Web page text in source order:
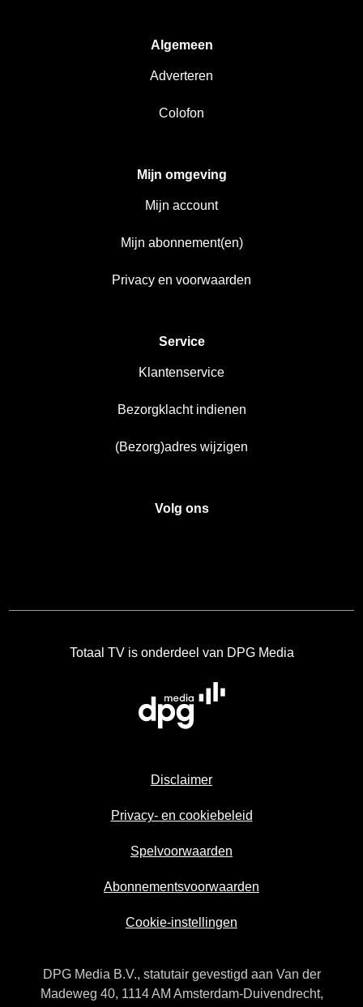
Algemeen
Adverteren
Colofon
Mijn omgeving
Mijn account
Mijn abonnement(en)
Privacy en voorwaarden
Service
Klantenservice
Bezorgklacht indienen
(Bezorg)adres wijzigen
Volg ons
Totaal TV is onderdeel van DPG Media
Disclaimer
Privacy- en cookiebeleid
Spelvoorwaarden
Abonnementsvoorwaarden
Cookie-instellingen
DPG Media B.V., statutair gevestigd aan Van der
Madeweg 40, 1114 AM Amsterdam-Duivendrecht,